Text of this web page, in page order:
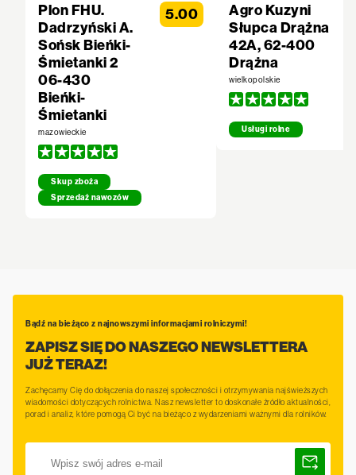
Plon FHU.
Dadrzyński A.
Sońsk Bieńki-
Śmietanki 2
06-430
Bieńki-
Śmietanki
mazowieckie
Skup zboża
Sprzedaż nawozów
5.00
Agro Kuzyni
Słupca Drążna
42A, 62-400
Drążna
wielkopolskie
Usługi rolne
Bądź na bieżąco z najnowszymi informacjami rolniczymi!
ZAPISZ SIĘ DO NASZEGO NEWSLETTERA
JUŻ TERAZ!
Zachęcamy Cię do dołączenia do naszej społeczności i otrzymywania najświeższych
wiadomości dotyczących rolnictwa. Nasz newsletter to doskonałe źródło aktualności,
porad i analiz, które pomogą Ci być na bieżąco z wydarzeniami ważnymi dla rolników.